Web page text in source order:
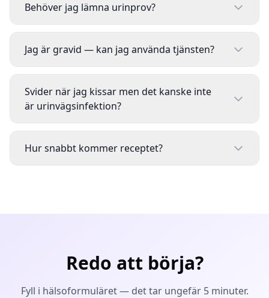
Behöver jag lämna urinprov?
Jag är gravid — kan jag använda tjänsten?
Svider när jag kissar men det kanske inte
är urinvägsinfektion?
Hur snabbt kommer receptet?
Redo att börja?
Fyll i hälsoformuläret — det tar ungefär 5 minuter.